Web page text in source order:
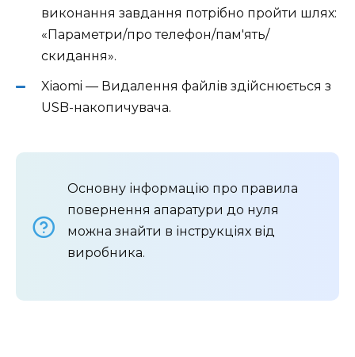
виконання завдання потрібно пройти шлях:
«Параметри/про телефон/пам'ять/
скидання».
Xiaomi — Видалення файлів здійснюється з
USB-накопичувача.
Основну інформацію про правила
повернення апаратури до нуля
можна знайти в інструкціях від
виробника.